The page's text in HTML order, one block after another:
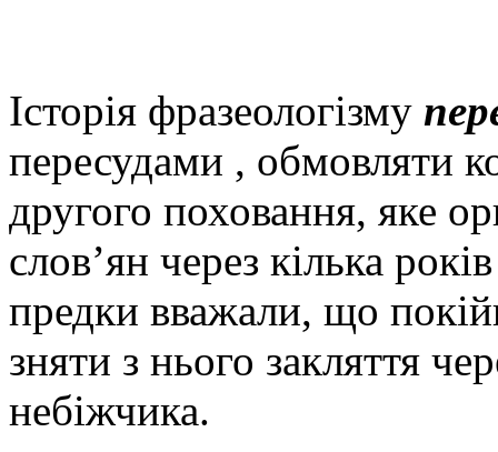
Історія фразеологізму
пересудами , обмовляти
другого поховання, яке
слов’ян через кілька
предки вважали, що
зняти з нього закляття
небіжчика.